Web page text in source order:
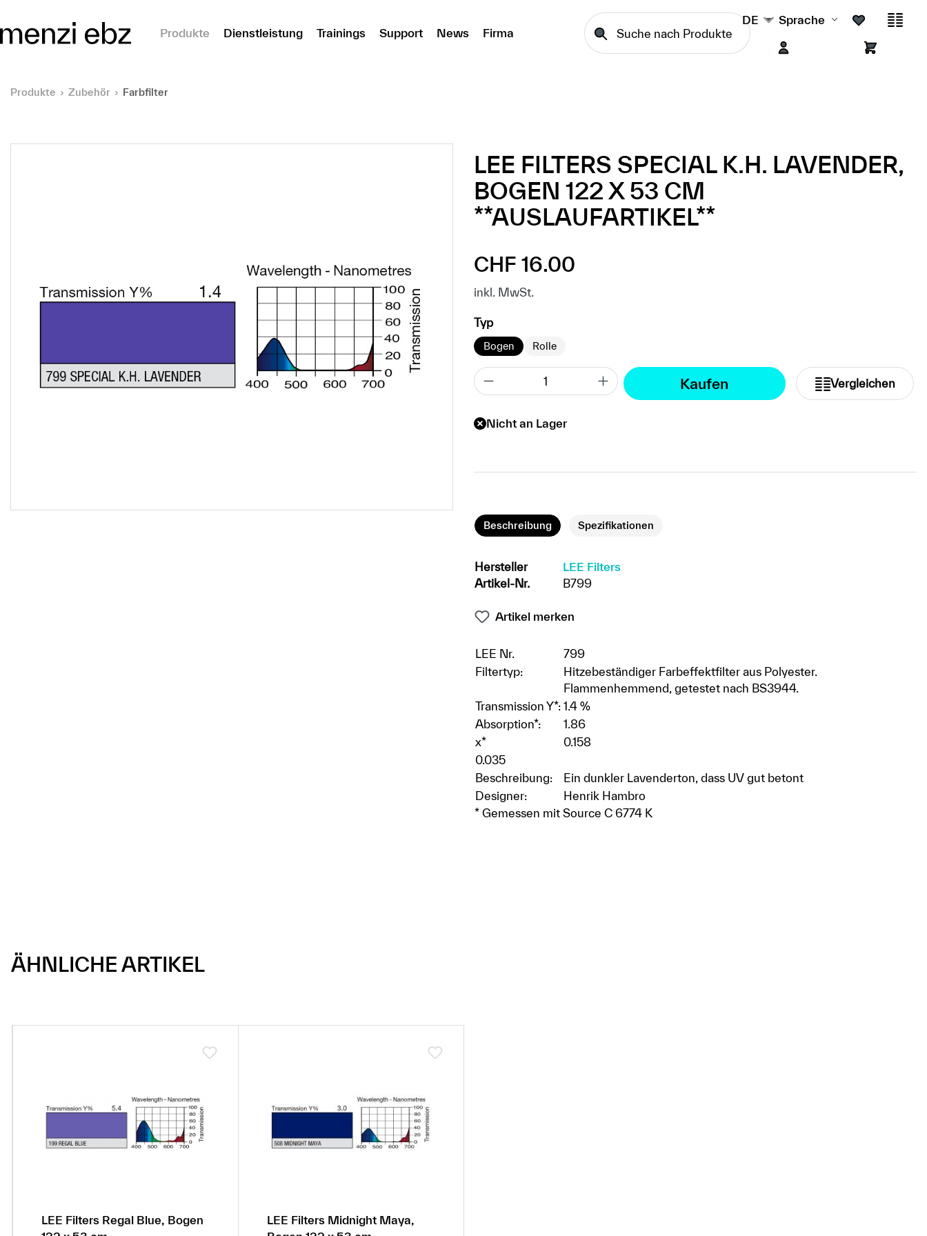
Produkte
Dienstleistung Trainings Support News Firma
DE Sprache
Produkte Zubehör Farbfilter
LEE FILTERS SPECIAL K.H. LAVENDER,
BOGEN 122 X 53 CM
**AUSLAUFARTIKEL**
Regulärer Preis:
CHF 16.00
inkl. MwSt.
Typauswählen
Bogen Rolle
Kaufen Vergleichen
Nicht an Lager
Beschreibung Spezifikationen
Hersteller
LEE Filters
Artikel-Nr.
B799
Artikel merken
LEE Nr.
799
Filtertyp:
Hitzebeständiger Farbeffektfilter aus Polyester.
Flammenhemmend, getestet nach BS3944.
Transmission Y*: 1.4 %
Absorption*:
1.86
x*
0.158
0.035
Beschreibung:
Ein dunkler Lavenderton, dass UV gut betont
Designer:
Henrik Hambro
* Gemessen mit Source C 6774 K
ÄHNLICHE ARTIKEL
LEE Filters Regal Blue, Bogen
LEE Filters Midnight Maya,